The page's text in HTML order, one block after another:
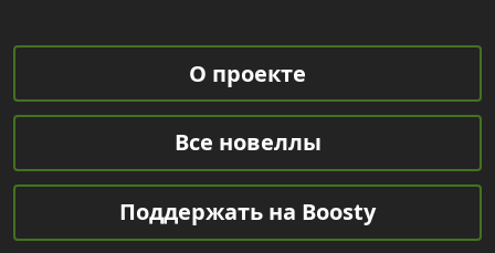
О проекте
Все новеллы
Поддержать на Boosty